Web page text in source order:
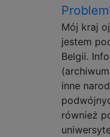
Mój kraj
jestem
Belgii.
inne
również